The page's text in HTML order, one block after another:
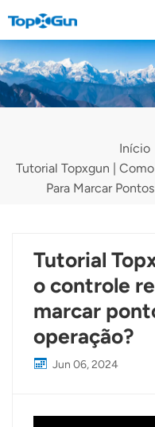
CONTATE-NOS
English
Türkçe
Tiếng
Início
Tutorial Topxgun |
Para Marcar
Tutorial
o controle
marcar
operação?
Jun 06, 2024